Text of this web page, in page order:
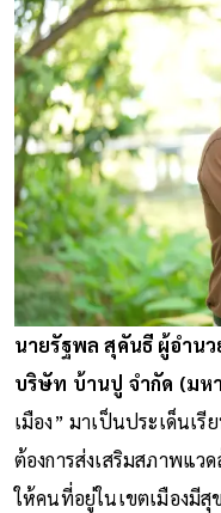
นายรัฐพล สุคันธี ผู้อำนว
บริษัท บ้านปู จำกัด (ม
เมือง” มาเป็นประเด็นเ
ต้องการส่งเสริมสภาพแว
ให้คนที่อยู่ในเขตเมืองมีสุ